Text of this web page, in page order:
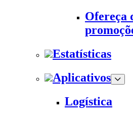
Ofereça
Estatísticas
Aplicativos
Logística